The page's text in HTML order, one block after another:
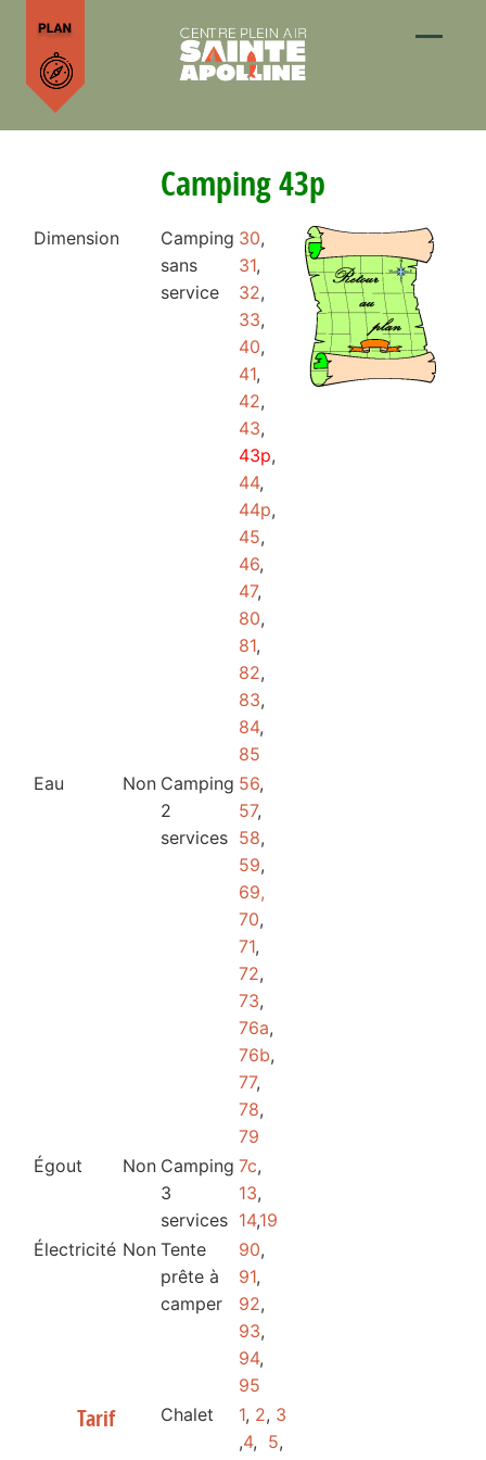
Camping 43p
Dimension
Camping
sans
service
30,
31,
32,
33,
40,
41,
42,
43,
43p,
44,
44p,
45,
46,
47,
80,
81,
82,
83,
84,
85
Eau
Non Camping
2
services
56,
57,
58,
59,
69,
70,
71,
72,
73,
76a,
76b,
77,
78,
79
Égout
Non Camping
3
services
7c,
13,
14,19
Électricité Non Tente
prête à
camper
90,
91,
92,
93,
94,
95
Tarif Chalet 1, 2, 3
,4, 5,